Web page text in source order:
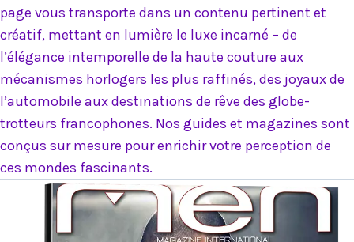
page vous transporte dans un contenu pertinent et
créatif, mettant en lumière le luxe incarné – de
l’élégance intemporelle de la haute couture aux
mécanismes horlogers les plus raffinés, des joyaux de
l’automobile aux destinations de rêve des globe-
trotteurs francophones. Nos guides et magazines sont
conçus sur mesure pour enrichir votre perception de
ces mondes fascinants.